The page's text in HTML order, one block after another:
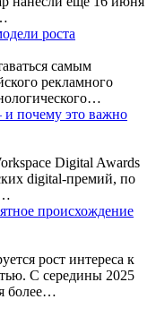
роста
самым
рекламного
почему это важно
Digital Awards
digital-премий, по
происхождение
рост интереса к
С середины 2025
более…